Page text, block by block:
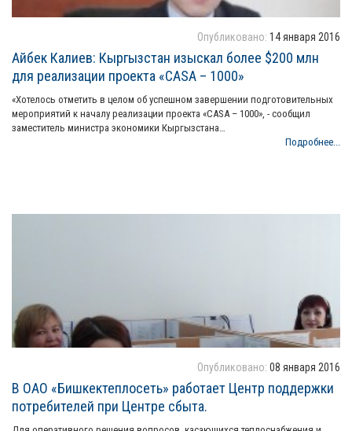
Опубликовано: 14 января 2016
Айбек Калиев: Кыргызстан изыскал более $200 млн
для реализации проекта «CASA – 1000»
«Хотелось отметить в целом об успешном завершении подготовительных
мероприятий к началу реализации проекта «CASA – 1000», - сообщил
заместитель министра экономики Кыргызстана…
Подробнее...
Опубликовано: 08 января 2016
В ОАО «Бишкектеплосеть» работает Центр поддержки
потребителей при Центре сбыта.